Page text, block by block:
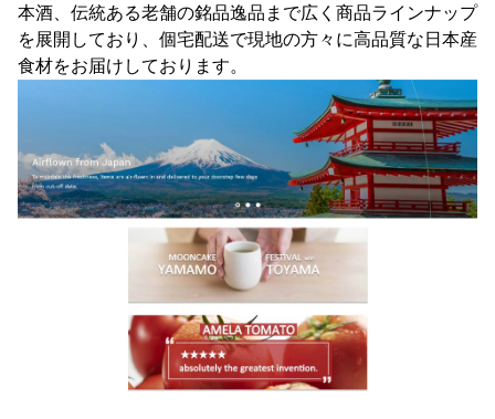
本酒、伝統ある老舗の銘品逸品まで広く商品ラインナップ
を展開しており、個宅配送で現地の方々に高品質な日本産
食材をお届けしております。